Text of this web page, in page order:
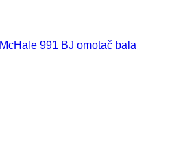
McHale 991 BJ omotač bala